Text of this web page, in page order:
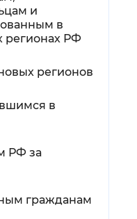
и
в
регионах РФ
регионов
в
РФ за
гражданам